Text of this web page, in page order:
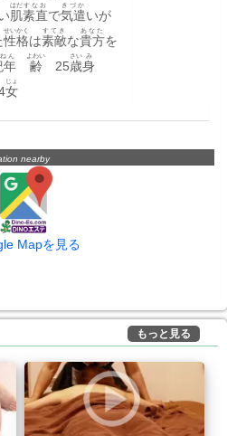
肌
はだ
素直
すなお
で気遣
きづか
いが
性格
せいかく
は素敵
すてき
な貴方
あなた
を
年
ん
齢
よわい
25歳
さい
身
み
女
じょ
nearby
Mapを見る
もっと見る